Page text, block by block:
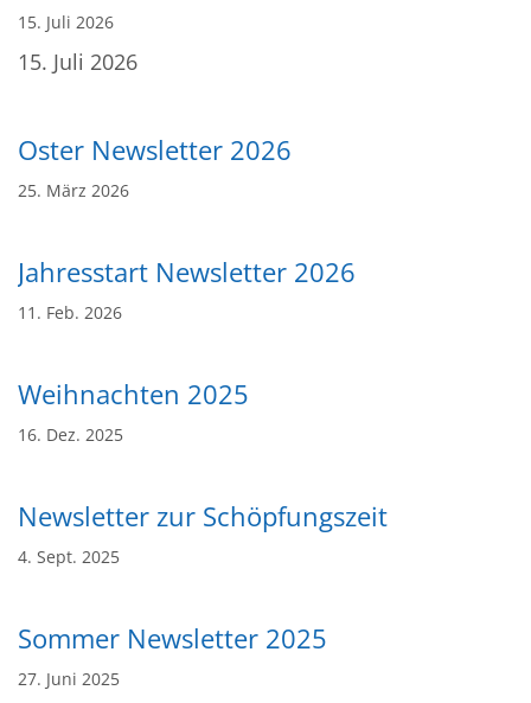
15. Juli 2026
15. Juli 2026
Oster Newsletter 2026
25. März 2026
Jahresstart Newsletter 2026
11. Feb. 2026
Weihnachten 2025
16. Dez. 2025
Newsletter zur Schöpfungszeit
4. Sept. 2025
Sommer Newsletter 2025
27. Juni 2025